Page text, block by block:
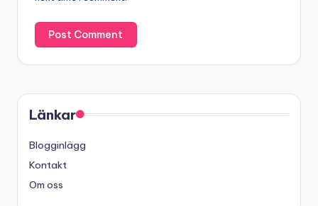
Länkar
Blogginlägg
Kontakt
Om oss